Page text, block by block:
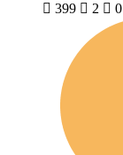
 399  2  0